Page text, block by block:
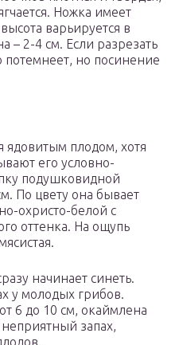
Ножка имеет
варьируется в
– 2-4 см. Если разрезать
потемнеет, но посинение
ядовитым плодом, хотя
его условно-
подушковидной
По цвету она бывает
охристо-белой с
оттенка. На ощупь
начинает синеть.
у молодых грибов.
6 до 10 см, окаймлена
запах,